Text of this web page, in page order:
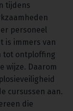
tijdens
personeel
is immers van
tot ontploffing
wijze. Daarom
cursussen aan.
die